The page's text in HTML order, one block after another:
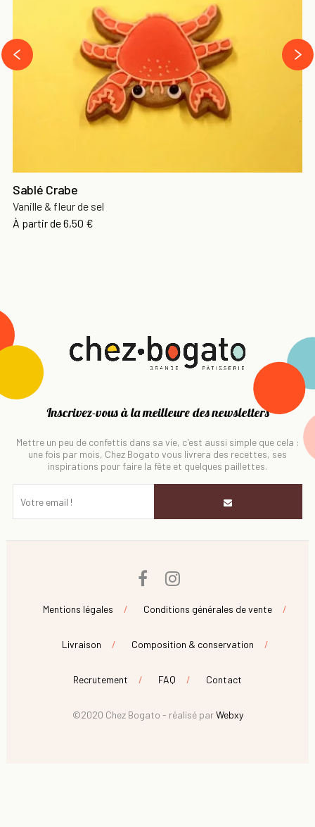
Sablé Crabe
Vanille & fleur de sel
À partir de6,50 €
‹
›
Inscrivez-vous à la meilleure des newsletters
Mettre un peu de confettis dans sa vie, c'est aussi simple que cela :
une fois par mois, Chez Bogato vous livrera des recettes, ses
inspirations pour faire la fête et quelques paillettes.
Facebook
Mentions légales Conditions générales de vente
Livraison Composition & conservation
Recrutement FAQ Contact
©2020 Chez Bogato - réalisé parWebxy